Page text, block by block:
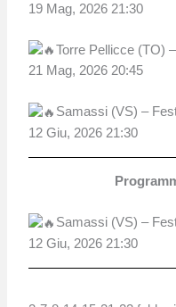
19 Mag, 2026 21:30
Torre Pellicce (TO)
21 Mag, 2026 20:45
Samassi (VS) –
12 Giu, 2026 21:30
Samassi (VS) –
12 Giu, 2026 21:30